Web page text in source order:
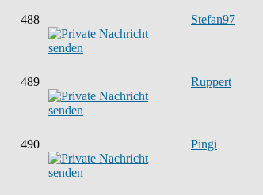
488 Stefan97
489 Ruppert
490 Pingi